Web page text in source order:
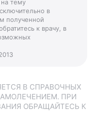
на тему
в
полученной
к врачу, в
В СПРАВОЧНЫХ
ПРИ
ОБРАЩАЙТЕСЬ К